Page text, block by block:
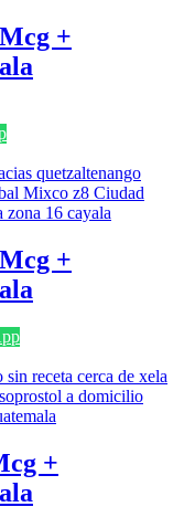
+
+
+